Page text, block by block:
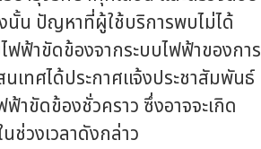
นั้น ปัญหาที่ผู้ใช้บริการพบไม่ได้
ฟฟ้าขัดข้องจากระบบไฟฟ้าของการ
เทศได้ประกาศแจ้งประชาสัมพันธ์
าขัดข้องชั่วคราว ซึ่งอาจจะเกิด
ช่วงเวลาดังกล่าว